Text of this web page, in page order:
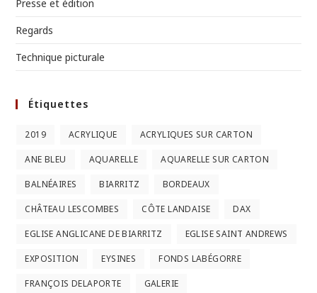
Presse et édition
Regards
Technique picturale
Étiquettes
2019 ACRYLIQUE ACRYLIQUES SUR CARTON
ANE BLEU AQUARELLE AQUARELLE SUR CARTON
BALNÉAIRES BIARRITZ BORDEAUX
CHÂTEAU LESCOMBES CÔTE LANDAISE DAX
EGLISE ANGLICANE DE BIARRITZ EGLISE SAINT ANDREWS
EXPOSITION EYSINES FONDS LABÉGORRE
FRANÇOIS DELAPORTE GALERIE